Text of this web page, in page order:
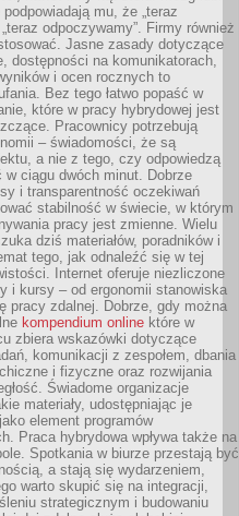
podpowiadają mu, że „teraz
odpoczywamy”. Firmy również
Jasne zasady dotyczące
dostępności na komunikatorach,
i ocen rocznych to
Bez tego łatwo popaść w
które w pracy hybrydowej jest
Pracownicy potrzebują
– świadomości, że są
a nie z tego, czy odpowiedzą
w ciągu dwóch minut. Dobrze
i transparentność oczekiwań
stabilność w świecie, w którym
pracy jest zmienne. Wielu
dziś materiałów, poradników i
tego, jak odnaleźć się w tej
Internet oferuje niezliczone
i kursy – od ergonomii stanowiska
pracy zdalnej. Dobrze, gdy można
kompendium online które w
zbiera wskazówki dotyczące
komunikacji z zespołem, dbania
i fizyczne oraz rozwijania
Świadome organizacje
materiały, udostępniając je
element programów
Praca hybrydowa wpływa także na
Spotkania w biurze przestają być
a stają się wydarzeniem,
warto skupić się na integracji,
strategicznym i budowaniu